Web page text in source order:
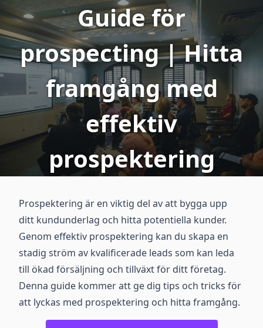
Guide för
prospecting | Hitta
framgång med
effektiv
prospektering
Prospektering är en viktig del av att bygga upp
ditt kundunderlag och hitta potentiella kunder.
Genom effektiv prospektering kan du skapa en
stadig ström av kvalificerade leads som kan leda
till ökad försäljning och tillväxt för ditt företag.
Denna guide kommer att ge dig tips och tricks för
att lyckas med prospektering och hitta framgång.